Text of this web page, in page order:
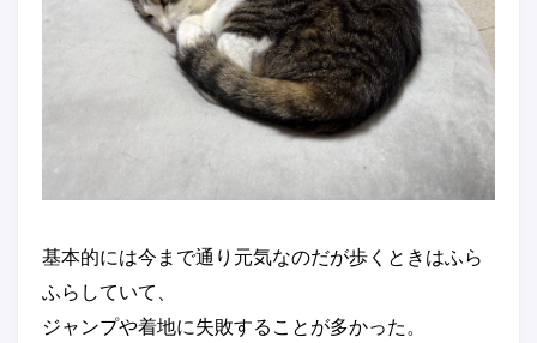
基本的には今まで通り元気なのだが歩くときはふら
ふらしていて、
ジャンプや着地に失敗することが多かった。